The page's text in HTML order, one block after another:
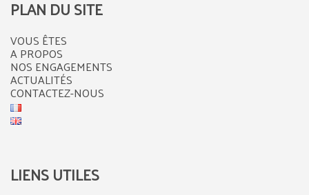
PLAN DU SITE
VOUS ÊTES
A PROPOS
NOS ENGAGEMENTS
ACTUALITÉS
CONTACTEZ-NOUS
LIENS UTILES